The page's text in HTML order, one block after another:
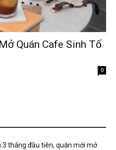
Quán Cafe Sinh Tố
0
3 tháng đầu tiên, quán mới mở